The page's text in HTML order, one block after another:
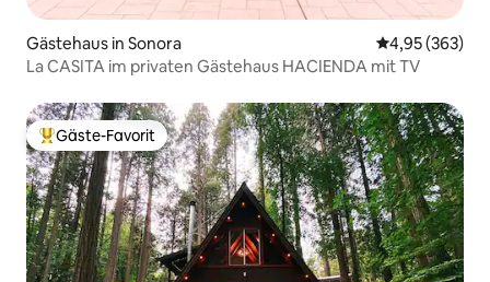
Gästehaus in Sonora
4,95 (363)
La CASITA im privaten Gästehaus HACIENDA mit TV
Beliebter Gäste-Favorit.
Gäste-Favorit